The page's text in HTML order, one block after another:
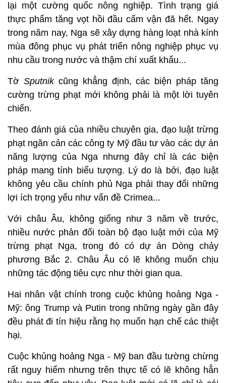
lại một cường quốc nông nghiệp. Tình trạng giá
thực phẩm tăng vọt hồi đầu cấm vận đã hết. Ngay
trong năm nay, Nga sẽ xây dựng hàng loạt nhà kính
mùa đông phục vụ phát triển nông nghiệp phục vụ
nhu cầu trong nước và thậm chí xuất khẩu...
Tờ Sputnik cũng khẳng định, các biện pháp tăng
cường trừng phạt mới không phải là một lời tuyên
chiến.
Theo đánh giá của nhiều chuyên gia, đạo luật trừng
phạt ngăn cản các công ty Mỹ đầu tư vào các dự án
năng lượng của Nga nhưng đây chỉ là các biện
pháp mang tính biểu tượng. Lý do là bởi, đạo luật
không yêu cầu chính phủ Nga phải thay đổi những
lợi ích trọng yếu như vấn đề Crimea...
Với châu Âu, không giống như 3 năm về trước,
nhiều nước phản đối toàn bộ đạo luật mới của Mỹ
trừng phạt Nga, trong đó có dự án Dòng chảy
phương Bắc 2. Châu Âu có lẽ không muốn chịu
những tác động tiêu cực như thời gian qua.
Hai nhân vật chính trong cuộc khủng hoảng Nga -
Mỹ: ông Trump và Putin trong những ngày gần đây
đều phát đi tín hiệu rằng họ muốn hạn chế các thiệt
hại.
Cuộc khủng hoảng Nga - Mỹ ban đầu tường chừng
rất nguy hiểm nhưng trên thực tế có lẽ không hẳn